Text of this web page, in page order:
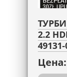
2.2
Цена: